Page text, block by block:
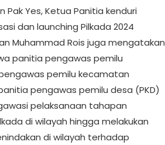
Pak Yes, Ketua Panitia kenduri
dan launching Pilkada 2024
Muhammad Rois juga mengatakan
panitia pengawas pemilu
pemilu kecamatan
pengawas pemilu desa (PKD)
pelaksanaan tahapan
di wilayah hingga melakukan
di wilayah terhadap